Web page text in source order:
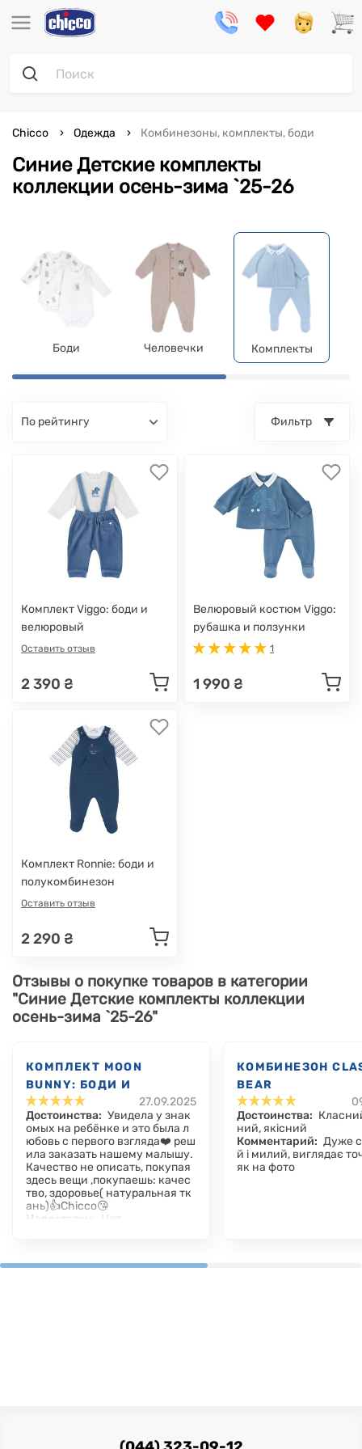
Синие Детские комплекты
коллекции осень-зима `25-26
Chicco Одежда Комбинезоны, комплекты, боди
Боди Человечки Комплекты
по рейтингу Фильтр
Комплект Viggo: боди и
велюровый
полукомбинезон
Оставить отзыв
2 390 ₴
Велюровый костюм Viggo:
рубашка и ползунки
1
1 990 ₴
Комплект Ronnie: боди и
полукомбинезон
Оставить отзыв
2 290 ₴
Отзывы о покупке товаров в категории
"Синие Детские комплекты коллекции
осень-зима `25-26"
КОМПЛЕКТ MOON
BUNNY: БОДИ И
ВЕЛЮРОВЫЙ
ПОЛУКОМБИНЕЗОН
27.09.2025
Достоинства: Увидела у знак
омых на ребёнке и это была л
юбовь с первого взгляда❤️ реш
ила заказать нашему малышу.
Качество не описать, покупая
здесь вещи ,покупаешь: качес
тво, здоровье( натуральная тк
ань)👍Chicco😘
Недостатки:
Нет
КОМБИНЕЗОН
BEAR
Достоинства:
ний, якісний
Комментарий: Дуже
й і милий, виглядає
як на фото